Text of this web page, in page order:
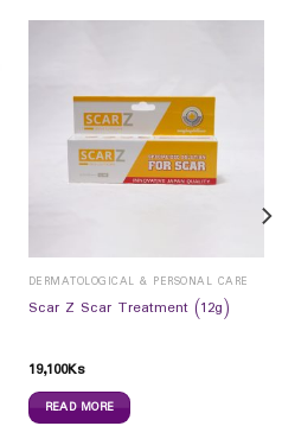
DERMATOLOGICAL & PERSONAL CARE
Scar Z Scar Treatment (12g)
19,100Ks
READ MORE